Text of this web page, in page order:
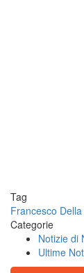
Tag
Francesco
Categorie
Notizie di
Ultime